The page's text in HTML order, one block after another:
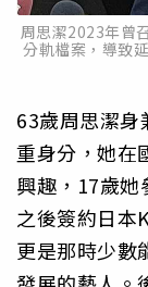
周思潔2023年曾
分軌檔案，導致
63歲周思潔
重身分，她在
興趣，17歲她
之後簽約日本
更是那時少數